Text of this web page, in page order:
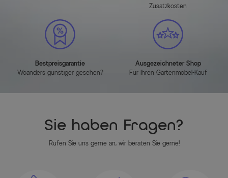
Zusatzkosten
Bestpreisgarantie
Woanders günstiger gesehen?
Ausgezeichneter Shop
Für Ihren Gartenmöbel-Kauf
Sie haben Fragen?
Rufen Sie uns gerne an, wir beraten Sie gerne!